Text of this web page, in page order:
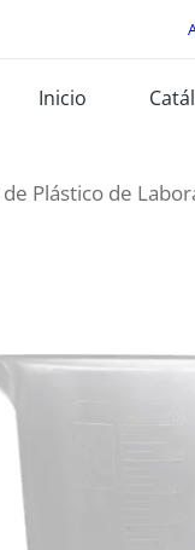
Inicio
Plástico de